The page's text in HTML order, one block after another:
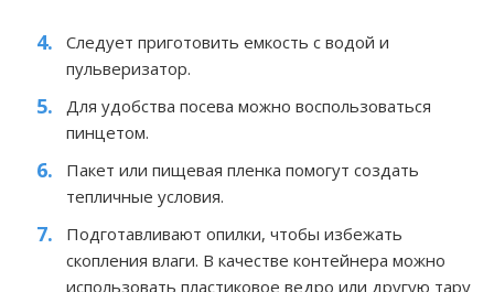
Следует приготовить емкость с водой и
пульверизатор.
Для удобства посева можно воспользоваться
пинцетом.
Пакет или пищевая пленка помогут создать
тепличные условия.
Подготавливают опилки, чтобы избежать
скопления влаги. В качестве контейнера можно
использовать пластиковое ведро или другую тару